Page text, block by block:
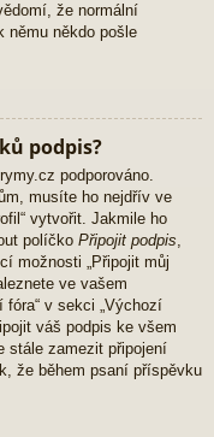
že normální
němu někdo pošle
podpis?
podporováno.
musíte ho nejdřív ve
vytvořit. Jakmile ho
políčko Připojit podpis
možnosti „Připojit můj
ve vašem
fóra“ v sekci „Výchozí
váš podpis ke všem
stále zamezit připojení
že během psaní příspěvku